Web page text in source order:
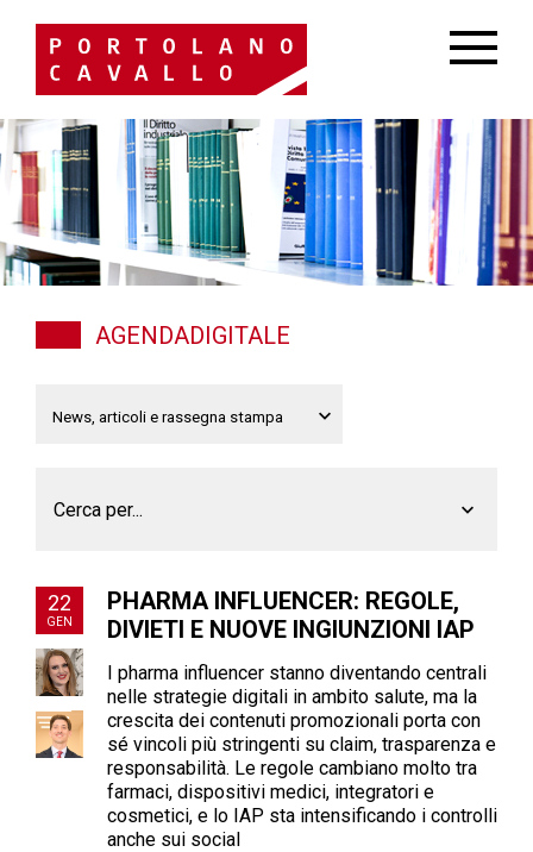
AGENDADIGITALE
Cerca per...
22
GEN
PHARMA INFLUENCER: REGOLE,
DIVIETI E NUOVE INGIUNZIONI IAP
I pharma influencer stanno diventando centrali
nelle strategie digitali in ambito salute, ma la
crescita dei contenuti promozionali porta con
sé vincoli più stringenti su claim, trasparenza e
responsabilità. Le regole cambiano molto tra
farmaci, dispositivi medici, integratori e
cosmetici, e lo IAP sta intensificando i controlli
anche sui social